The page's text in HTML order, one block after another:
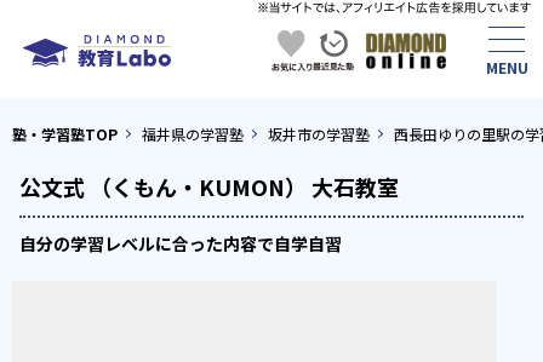
塾・学習塾TOP 福井県の学習塾 坂井市の学習塾 西長田ゆりの里駅の学
公文式 （くもん・KUMON） 大石教室
自分の学習レベルに合った内容で自学自習